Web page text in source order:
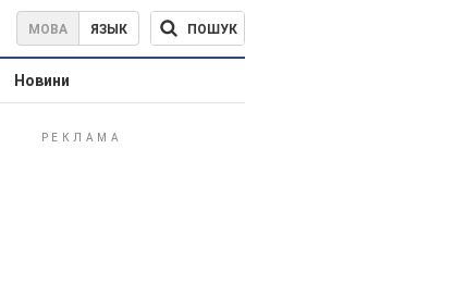
МОВА ЯЗЫК ПОШУК
Новини